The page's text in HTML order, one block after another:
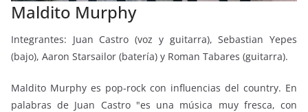
Maldito Murphy
Integrantes: Juan Castro (voz y guitarra), Sebastian Yepes
(bajo), Aaron Starsailor (batería) y Roman Tabares (guitarra).
Maldito Murphy es pop-rock con influencias del country. En
palabras de Juan Castro "es una música muy fresca, con